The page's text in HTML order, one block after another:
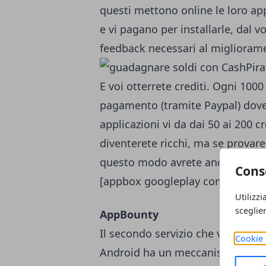
Cookie
questi mettono online le loro
e vi pagano per installarle, dal
feedback necessari al
E voi otterrete crediti. Ogni
pagamento (tramite Paypal)
applicazioni vi da dai 50 ai 200
diventerete ricchi, ma se
questo modo avrete anche la
[appbox googleplay
AppBounty
Il secondo servizio che vi
Android ha un meccanismo del